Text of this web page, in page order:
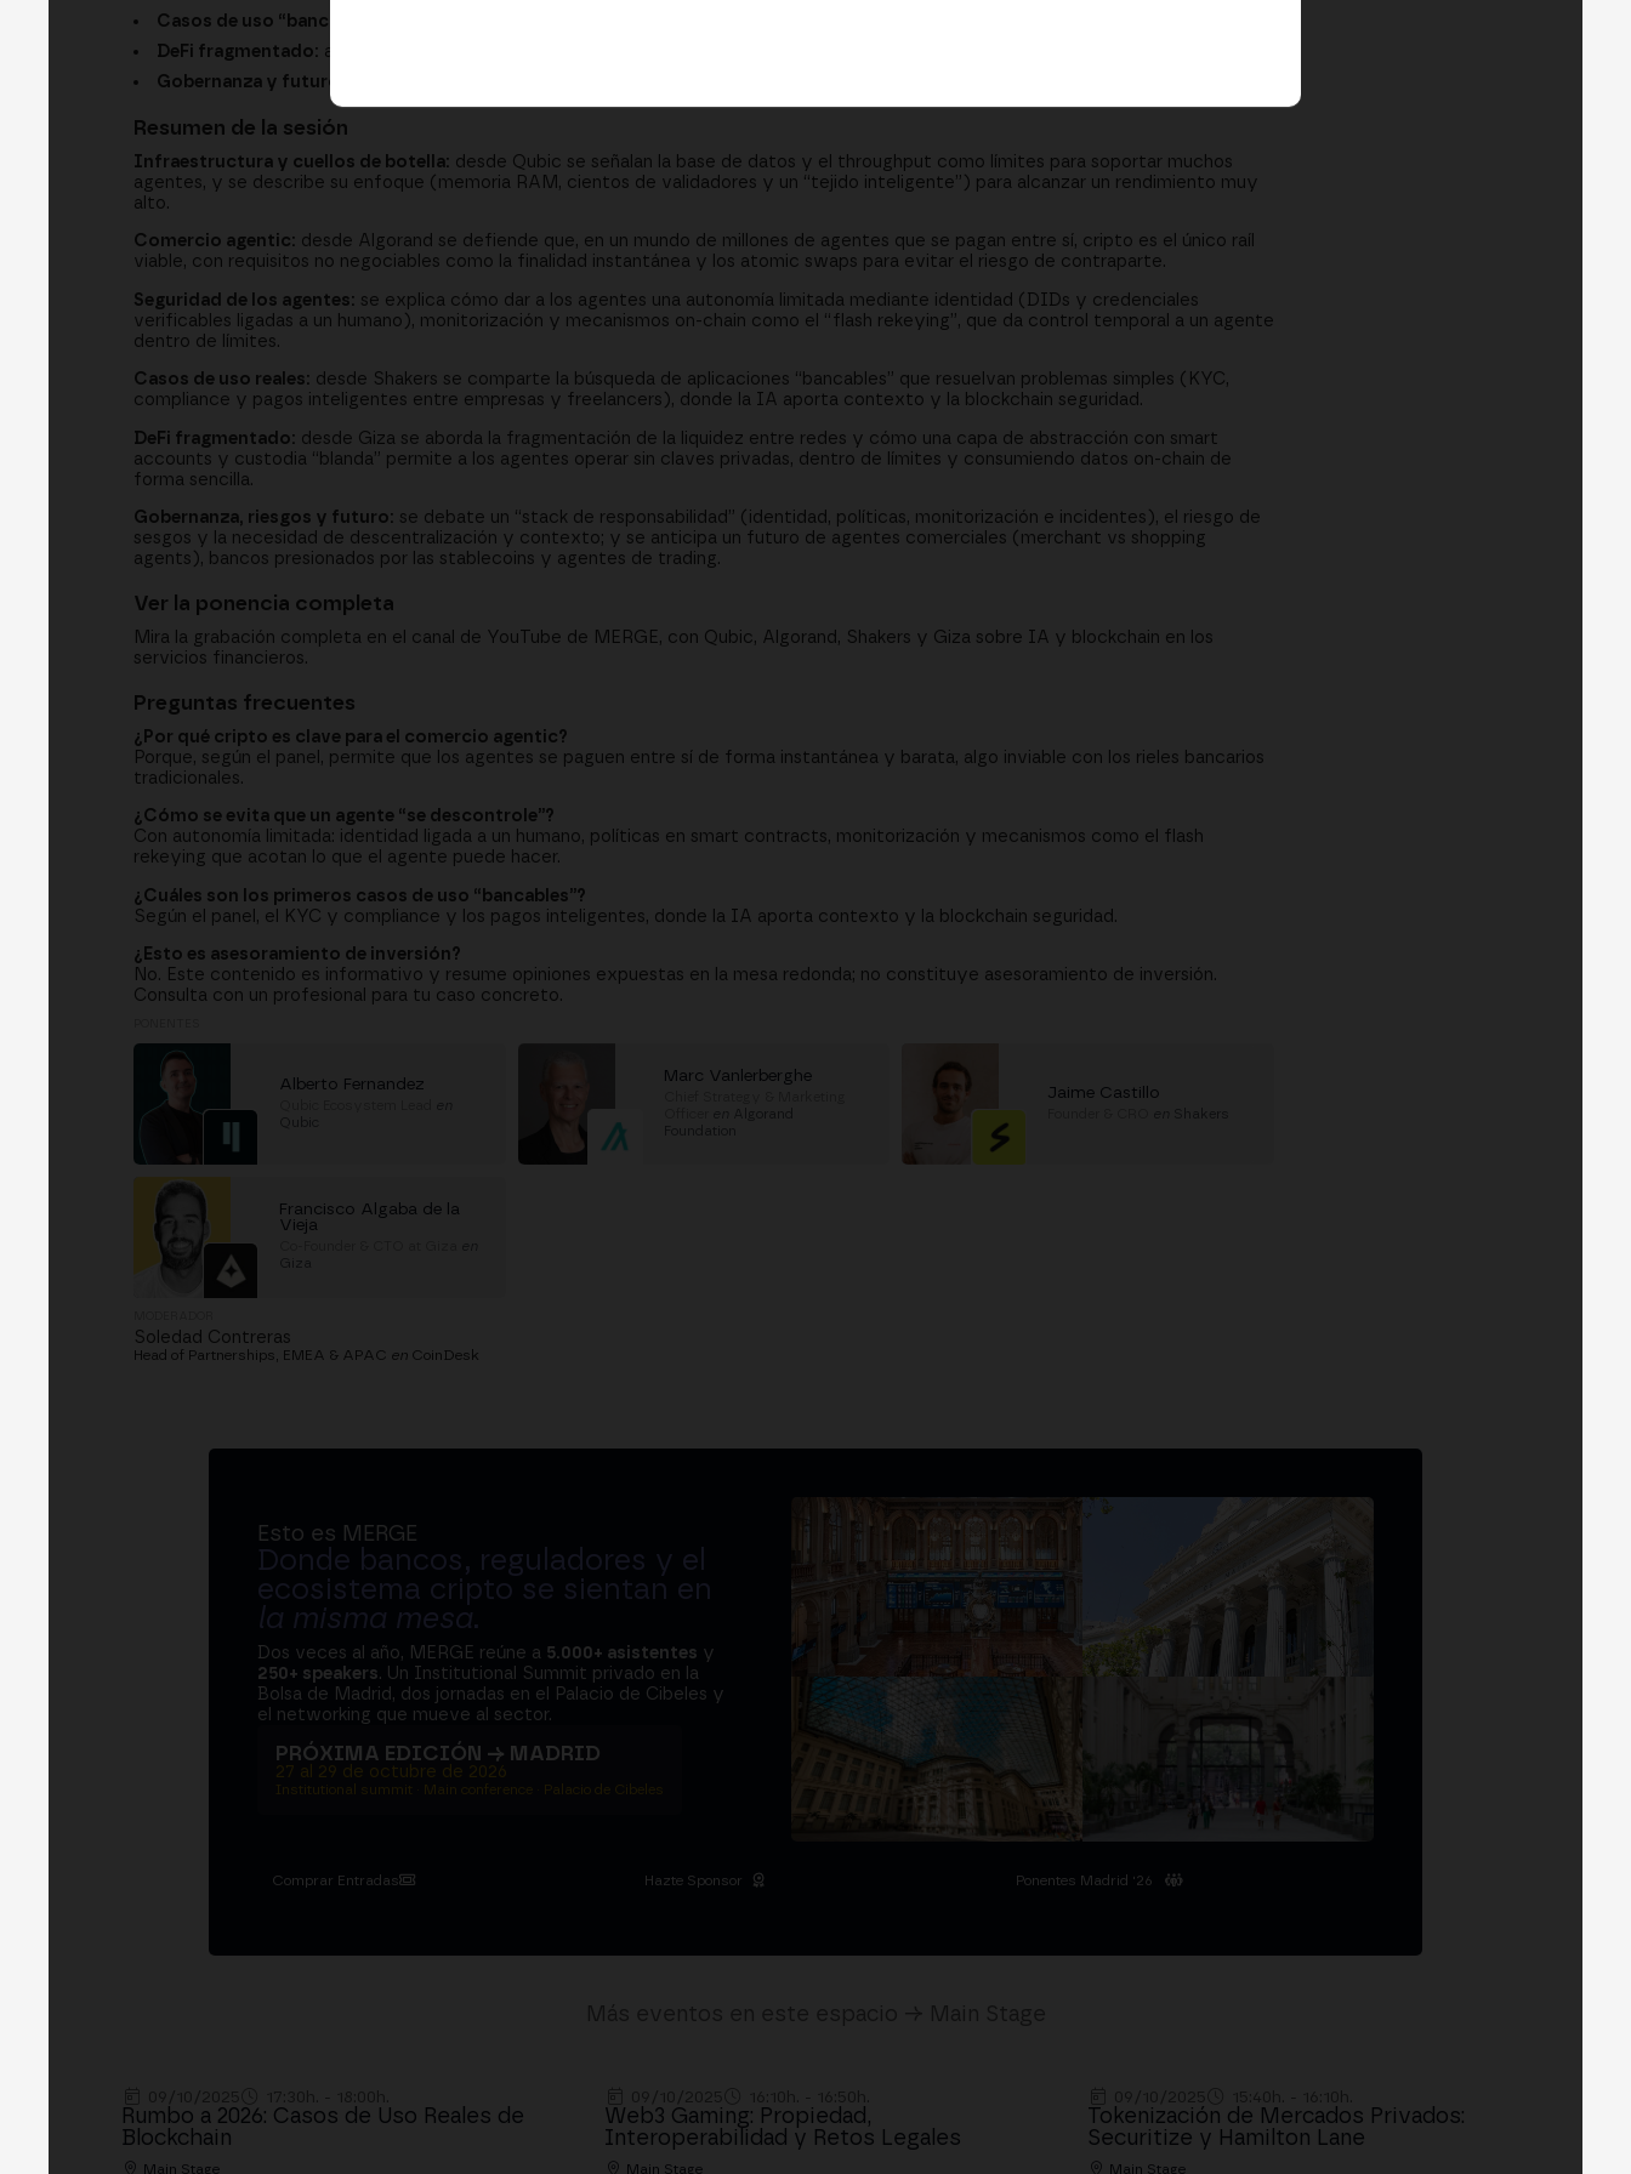
Casos de uso “bancables”:
DeFi fragmentado: abstracción, smart accounts y custodia “blanda” para los agentes
Gobernanza y futuro:
Resumen de la sesión
Infraestructura y cuellos de botella: desde Qubic se señalan la base de datos y el throughput como límites para soportar muchos
agentes, y se describe su enfoque (memoria RAM, cientos de validadores y un “tejido inteligente”) para alcanzar un rendimiento muy
alto.
Comercio agentic: desde Algorand se defiende que, en un mundo de millones de agentes que se pagan entre sí, cripto es el único raíl
viable, con requisitos no negociables como la finalidad instantánea y los atomic swaps para evitar el riesgo de contraparte.
Seguridad de los agentes: se explica cómo dar a los agentes una autonomía limitada mediante identidad (DIDs y credenciales
verificables ligadas a un humano), monitorización y mecanismos on-chain como el “flash rekeying”, que da control temporal a un agente
dentro de límites.
Casos de uso reales: desde Shakers se comparte la búsqueda de aplicaciones “bancables” que resuelvan problemas simples (KYC,
compliance y pagos inteligentes entre empresas y freelancers), donde la IA aporta contexto y la blockchain seguridad.
DeFi fragmentado: desde Giza se aborda la fragmentación de la liquidez entre redes y cómo una capa de abstracción con smart
accounts y custodia “blanda” permite a los agentes operar sin claves privadas, dentro de límites y consumiendo datos on-chain de
forma sencilla.
Gobernanza, riesgos y futuro: se debate un “stack de responsabilidad” (identidad, políticas, monitorización e incidentes), el riesgo de
sesgos y la necesidad de descentralización y contexto; y se anticipa un futuro de agentes comerciales (merchant vs shopping
agents), bancos presionados por las stablecoins y agentes de trading.
Ver la ponencia completa
Mira la grabación completa en el canal de YouTube de MERGE, con Qubic, Algorand, Shakers y Giza sobre IA y blockchain en los
servicios financieros.
Preguntas frecuentes
¿Por qué cripto es clave para el comercio agentic?
Porque, según el panel, permite que los agentes se paguen entre sí de forma instantánea y barata, algo inviable con los rieles bancarios
tradicionales.
¿Cómo se evita que un agente “se descontrole”?
Con autonomía limitada: identidad ligada a un humano, políticas en smart contracts, monitorización y mecanismos como el flash
rekeying que acotan lo que el agente puede hacer.
¿Cuáles son los primeros casos de uso “bancables”?
Según el panel, el KYC y compliance y los pagos inteligentes, donde la IA aporta contexto y la blockchain seguridad.
¿Esto es asesoramiento de inversión?
No. Este contenido es informativo y resume opiniones expuestas en la mesa redonda; no constituye asesoramiento de inversión.
Consulta con un profesional para tu caso concreto.
Alberto Fernandez Marc Vanlerberghe
Foundation
Jaime Castillo
Francisco Algaba de la
Vieja
Soledad Contreras
Head of Partnerships, EMEA & APAC en CoinDesk
Esto es MERGE
Donde bancos, reguladores y el
ecosistema cripto se sientan en
la misma mesa.
Dos veces al año, MERGE reúne a 5.000+ asistentes y
250+ speakers. Un Institutional Summit privado en la
Bolsa de Madrid, dos jornadas en el Palacio de Cibeles y
el networking que mueve al sector.
PRÓXIMA EDICIÓN → MADRID
27 al 29 de octubre de 2026
Institutional summit · Main conference · Palacio de Cibeles
Comprar Entradas Hazte Sponsor Ponentes Madrid '26
Rumbo a 2026: Casos de Uso Reales de
Blockchain
Main Stage
Web3 Gaming: Propiedad,
Interoperabilidad y Retos Legales
Main Stage
Tokenización de Mercados Privados:
Securitize y Hamilton Lane
Main Stage